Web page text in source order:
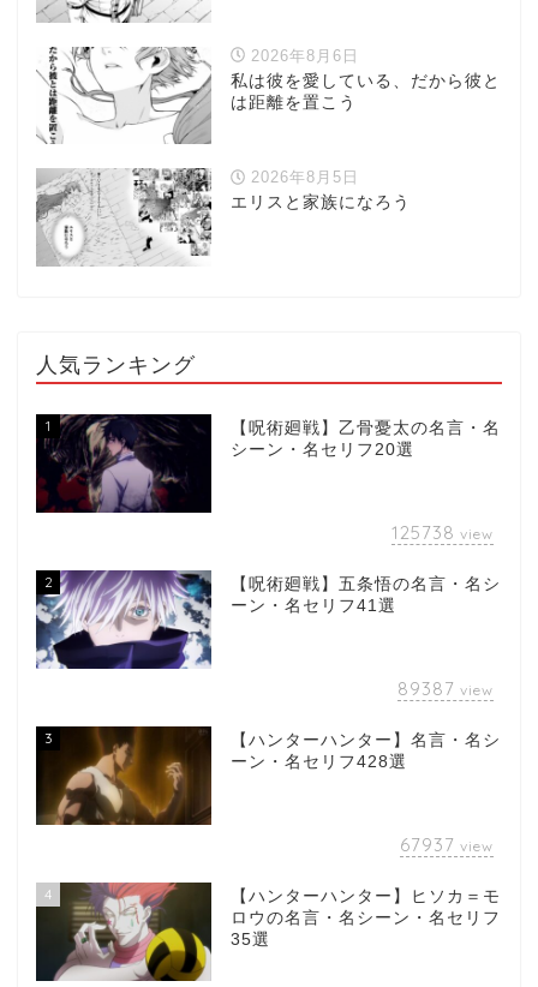
2026年8月6日
私は彼を愛している、だから彼と
は距離を置こう
2026年8月5日
エリスと家族になろう
人気ランキング
1
【呪術廻戦】乙骨憂太の名言・名
シーン・名セリフ20選
125738 view
2
【呪術廻戦】五条悟の名言・名シ
ーン・名セリフ41選
89387 view
3
【ハンターハンター】名言・名シ
ーン・名セリフ428選
67937 view
4
【ハンターハンター】ヒソカ＝モ
ロウの名言・名シーン・名セリフ
35選